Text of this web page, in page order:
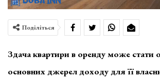
Поділіться
Здача квартири в оренду може стати
основних джерел доходу для її